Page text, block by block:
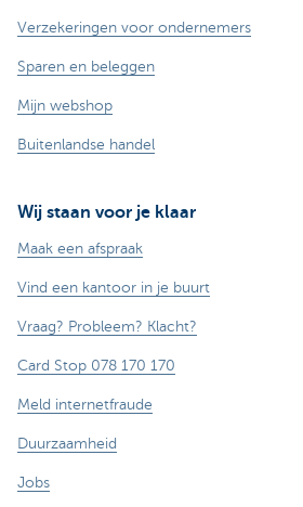
Verzekeringen voor ondernemers
Sparen en beleggen
Mijn webshop
Buitenlandse handel
Wij staan voor je klaar
Maak een afspraak
Vind een kantoor in je buurt
Vraag? Probleem? Klacht?
Card Stop 078 170 170
Meld internetfraude
Duurzaamheid
Jobs